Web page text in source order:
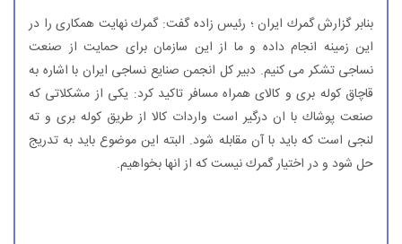
بنابر گزارش گمرك ایران ؛ رئیس زاده گفت: گمرك نهایت همكاری را در
این زمینه انجام داده و ما از این سازمان برای حمایت از صنعت
نساجی تشكر می كنیم. دبیر كل انجمن صنایع نساجی ایران با اشاره به
قاچاق كوله بری و كالای همراه مسافر تاكید كرد: یكی از مشكلاتی كه
صنعت پوشاك با ان درگیر است واردات كالا از طریق كوله بری و ته
لنجی است كه باید با آن مقابله شود. البته این موضوع باید به تدریج
حل شود و در اختیار گمرك نیست كه از انها بخواهیم.